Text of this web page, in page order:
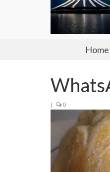
Home
| 0